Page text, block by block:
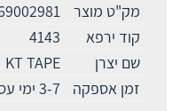
מק"ט מוצר
קוד ירפא
4143
שם יצרן
KT TAPE
זמן אספקה
3-7 ימי עסקים